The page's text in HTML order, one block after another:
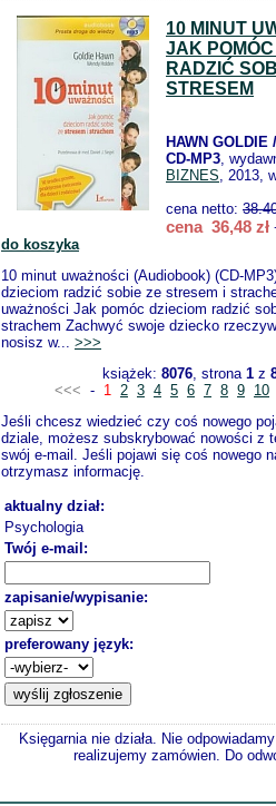
10 MINUT
JAK
RADZIĆ
STRESEM
HAWN GOLDIE
CD-MP3,
BIZNES, 2013,
cena netto:
cena 36,48 zł
do koszyka
10 minut uważności (Audiobook) (CD-
dzieciom radzić sobie ze stresem i
uważności Jak pomóc dzieciom radzić
strachem Zachwyć swoje dziecko
nosisz w... >>>
książek: 8076, strona 1 z
<<< - 1 2 3 4 5 6 7 8 9 10
Jeśli chcesz wiedzieć czy coś nowego
dziale, możesz subskrybować nowości z
swój e-mail. Jeśli pojawi się coś nowego
otrzymasz informację.
aktualny dział:
Psychologia
Twój e-mail:
zapisanie/wypisanie:
preferowany język:
Księgarnia nie działa. Nie
realizujemy zamówien. Do